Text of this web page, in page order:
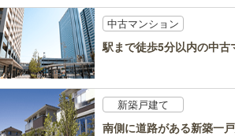
中古マンション
駅まで徒歩5分以内の中古
新築戸建て
南側に道路がある新築一